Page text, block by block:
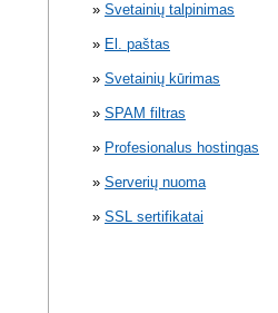
Svetainių talpinimas
El. paštas
Svetainių kūrimas
SPAM filtras
Profesionalus hostingas
Serverių nuoma
SSL sertifikatai